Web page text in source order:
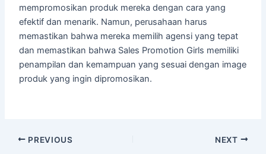
mempromosikan produk mereka dengan cara yang
efektif dan menarik. Namun, perusahaan harus
memastikan bahwa mereka memilih agensi yang tepat
dan memastikan bahwa Sales Promotion Girls memiliki
penampilan dan kemampuan yang sesuai dengan image
produk yang ingin dipromosikan.
PREVIOUS NEXT